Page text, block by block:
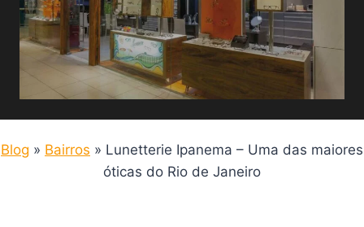
Blog » Bairros » Lunetterie Ipanema – Uma das maiores
óticas do Rio de Janeiro